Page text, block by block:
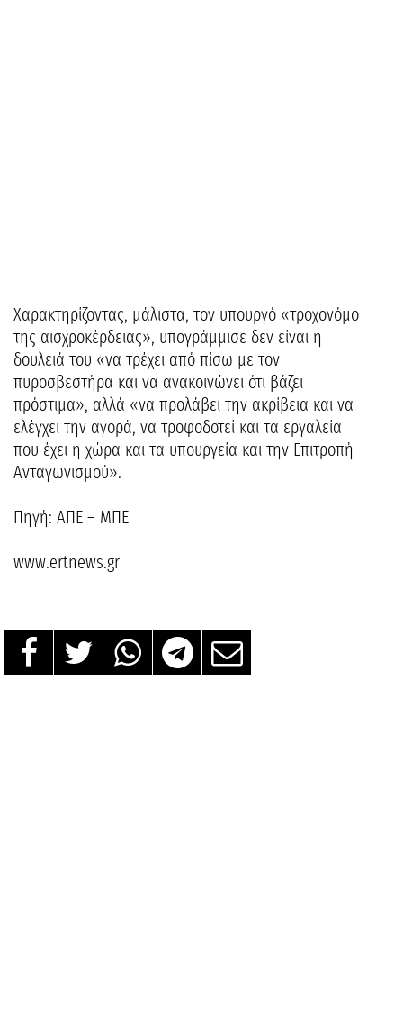
Χαρακτηρίζοντας, μάλιστα, τον υπουργό «τροχονόμο
της αισχροκέρδειας», υπογράμμισε δεν είναι η
δουλειά του «να τρέχει από πίσω με τον
πυροσβεστήρα και να ανακοινώνει ότι βάζει
πρόστιμα», αλλά «να προλάβει την ακρίβεια και να
ελέγχει την αγορά, να τροφοδοτεί και τα εργαλεία
που έχει η χώρα και τα υπουργεία και την Επιτροπή
Ανταγωνισμού».
Πηγή: ΑΠΕ – ΜΠΕ
www.ertnews.gr